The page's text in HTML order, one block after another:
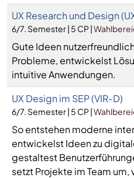
UX Research und Design
6/7. Semester | 5 CP |
Gute Ideen
Probleme, entwickelst
intuitive Anwendungen.
UX Design im SEP (VIR-D)
6/7. Semester | 5 CP |
So entstehen moderne
entwickelst Ideen zu
gestaltest
setzt Projekte im Team um,